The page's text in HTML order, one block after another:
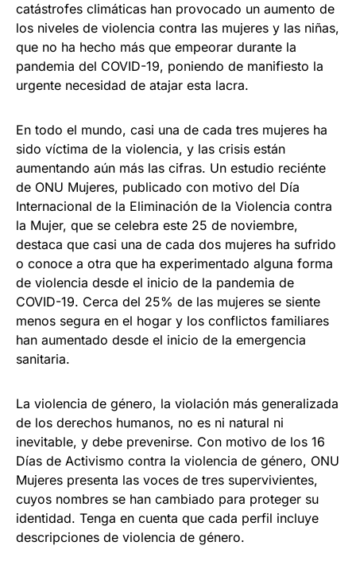
catástrofes climáticas han provocado un aumento de
los niveles de violencia contra las mujeres y las niñas,
que no ha hecho más que empeorar durante la
pandemia del COVID-19, poniendo de manifiesto la
urgente necesidad de atajar esta lacra.
En todo el mundo, casi una de cada tres mujeres ha
sido víctima de la violencia, y las crisis están
aumentando aún más las cifras. Un estudio reciénte
de ONU Mujeres, publicado con motivo del Día
Internacional de la Eliminación de la Violencia contra
la Mujer, que se celebra este 25 de noviembre,
destaca que casi una de cada dos mujeres ha sufrido
o conoce a otra que ha experimentado alguna forma
de violencia desde el inicio de la pandemia de
COVID-19. Cerca del 25% de las mujeres se siente
menos segura en el hogar y los conflictos familiares
han aumentado desde el inicio de la emergencia
sanitaria.
La violencia de género, la violación más generalizada
de los derechos humanos, no es ni natural ni
inevitable, y debe prevenirse. Con motivo de los 16
Días de Activismo contra la violencia de género, ONU
Mujeres presenta las voces de tres supervivientes,
cuyos nombres se han cambiado para proteger su
identidad. Tenga en cuenta que cada perfil incluye
descripciones de violencia de género.